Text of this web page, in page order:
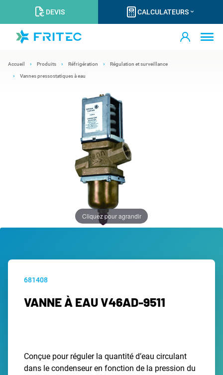
DEVIS CALCULATEURS
Accueil Produits Réfrigération Régulation et surveillance
Vannes pressostatiques à eau
Cliquez pour agrandir
681408
VANNE À EAU V46AD-9511
Conçue pour réguler la quantité d’eau circulant
dans le condenseur en fonction de la pression du